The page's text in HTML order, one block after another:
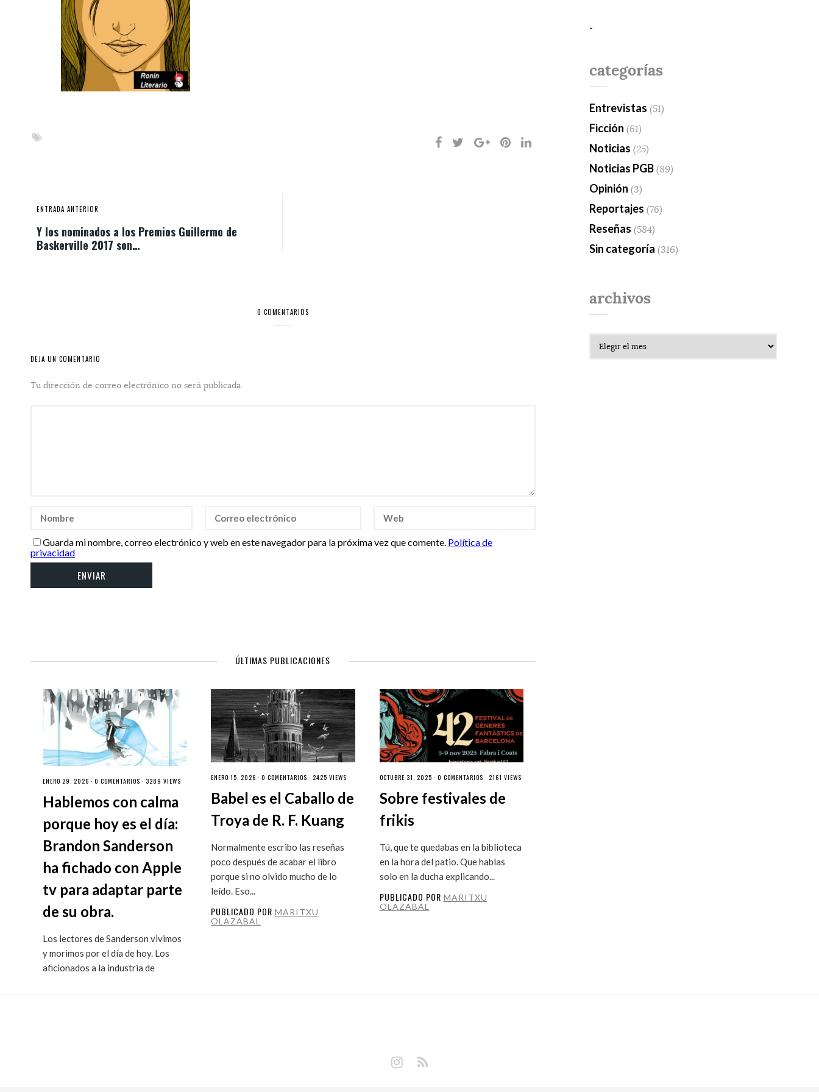
ENTRADA ANTERIOR
Y los nominados a los Premios Guillermo de
Baskerville 2017 son…
0 COMENTARIOS
DEJA UN COMENTARIO
Tu dirección de correo electrónico no será publicada.
Guarda mi nombre, correo electrónico y web en este navegador para la próxima vez que comente. Política de
privacidad
ÚLTIMAS PUBLICACIONES
ENERO 29, 2026 · 0 COMENTARIOS · 3289 VIEWS
Hablemos con calma
porque hoy es el día:
Brandon Sanderson
ha fichado con Apple
tv para adaptar parte
de su obra.
Los lectores de Sanderson vivimos
y morimos por el día de hoy. Los
aficionados a la industria de
ENERO 15, 2026 ·0 COMENTARIOS · 2425 VIEWS
Babel es el Caballo de
Troya de R. F. Kuang
Normalmente escribo las reseñas
poco después de acabar el libro
porque si no olvido mucho de lo
leído. Eso...
PUBLICADO PORMARITXU
OLAZABAL
OCTUBRE 31, 2025 · 0 COMENTARIOS · 2161 VIEWS
Sobre festivales de
frikis
Tú, que te quedabas en la biblioteca
en la hora del patio. Que hablas
solo en la ducha explicando...
PUBLICADO POR MARITXU
OLAZABAL
-
categorías
Entrevistas (51)
Ficción (61)
Noticias (25)
Noticias PGB (89)
Opinión (3)
Reportajes (76)
Reseñas (584)
Sin categoría (316)
archivos